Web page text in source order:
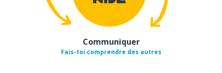
Communiquer
Fais-toi comprendre des autres